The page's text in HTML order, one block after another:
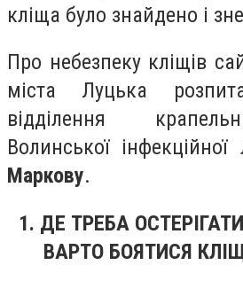
кліща було знайдено і
Про небезпеку кліщів
міста Луцька
відділення
Волинської інфекційної
Маркову.
1. ДЕ ТРЕБА
ВАРТО БОЯТИСЯ